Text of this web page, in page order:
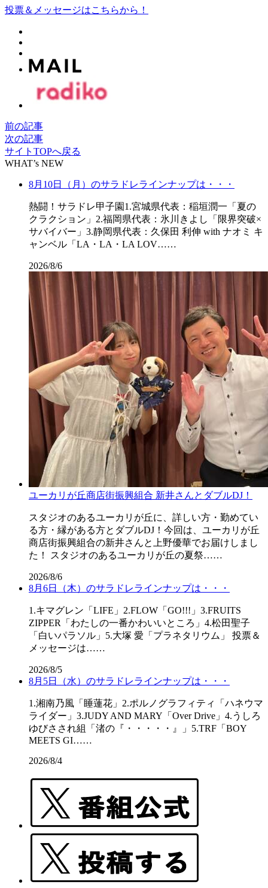
投票＆メッセージはこちらから！
前の記事
次の記事
サイトTOPへ戻る
WHAT’s NEW
8月10日（月）のサラドレラインナップは・・・
熱闘！サラドレ甲子園1.宮城県代表：稲垣潤一「夏の
クラクション」2.福岡県代表：氷川きよし「限界突破×
サバイバー」3.静岡県代表：久保田 利伸 with ナオミ キ
ャンベル「LA・LA・LA LOV……
2026/8/6
ユーカリが丘商店街振興組合 新井さんとダブルDJ！
スタジオのあるユーカリが丘に、詳しい方・勤めてい
る方・縁がある方とダブルDJ！今回は、ユーカリが丘
商店街振興組合の新井さんと上野優華でお届けしまし
た！ スタジオのあるユーカリが丘の夏祭……
2026/8/6
8月6日（木）のサラドレラインナップは・・・
1.キマグレン「LIFE」2.FLOW「GO!!!」3.FRUITS
ZIPPER「わたしの一番かわいいところ」4.松田聖子
「白いパラソル」5.大塚 愛「プラネタリウム」 投票＆
メッセージは……
2026/8/5
8月5日（水）のサラドレラインナップは・・・
1.湘南乃風「睡蓮花」2.ポルノグラフィティ「ハネウマ
ライダー」3.JUDY AND MARY「Over Drive」4.うしろ
ゆびさされ組「渚の『・・・・・』」5.TRF「BOY
MEETS GI……
2026/8/4